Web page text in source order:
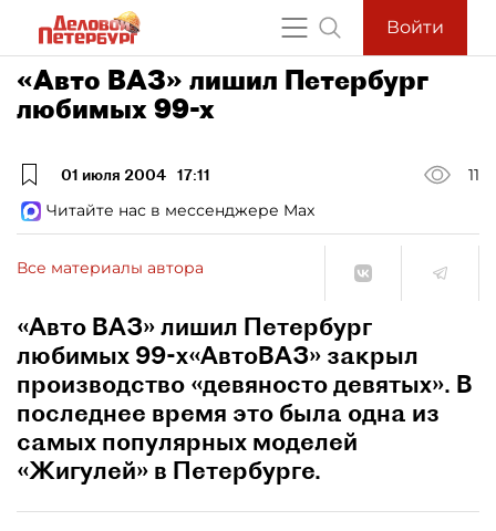
Войти
«Авто ВАЗ» лишил Петербург
любимых 99-х
01 июля 2004 17:11
11
Читайте нас в мессенджере Max
Все материалы автора
«Авто ВАЗ» лишил Петербург
любимых 99-х«АвтоВАЗ» закрыл
производство «девяносто девятых». В
последнее время это была одна из
самых популярных моделей
«Жигулей» в Петербурге.